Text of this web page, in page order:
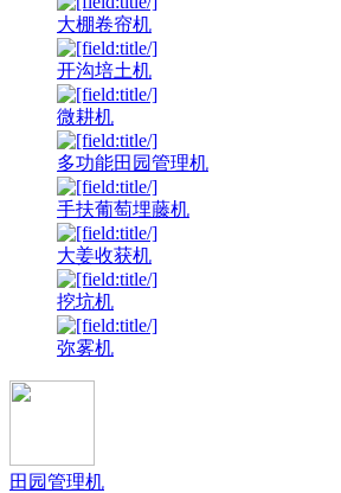
大棚卷帘机
开沟培土机
微耕机
多功能田园管理机
手扶葡萄埋藤机
大姜收获机
挖坑机
弥雾机
田园管理机